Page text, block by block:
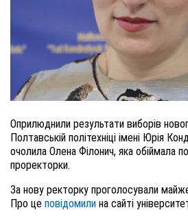
Оприлюднили результати виборів
Полтавській політехніці імені Юрія
очолила Олена Філонич, яка обіймала
проректорки.
За нову ректорку проголосували
Про це повідомили на сайті